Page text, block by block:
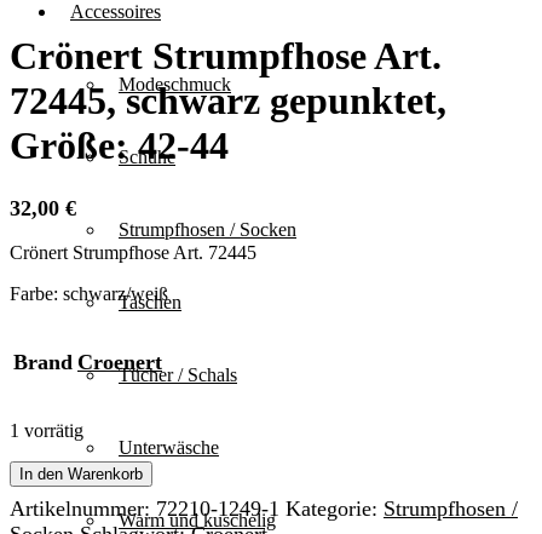
Accessoires
Modeschmuck
Schuhe
Strumpfhosen / Socken
Taschen
Tücher / Schals
Unterwäsche
Warm und kuschelig
Crönert Strumpfhose Art.
72445, schwarz gepunktet,
Größe: 42-44
32,00 €
Crönert Strumpfhose Art. 72445
Farbe: schwarz/weiß
Brand Croenert
1 vorrätig
Crönert
Strumpfhose
Art.
In den Warenkorb
Artikelnummer: 72210-1249-1 Kategorie: Strumpfhosen /